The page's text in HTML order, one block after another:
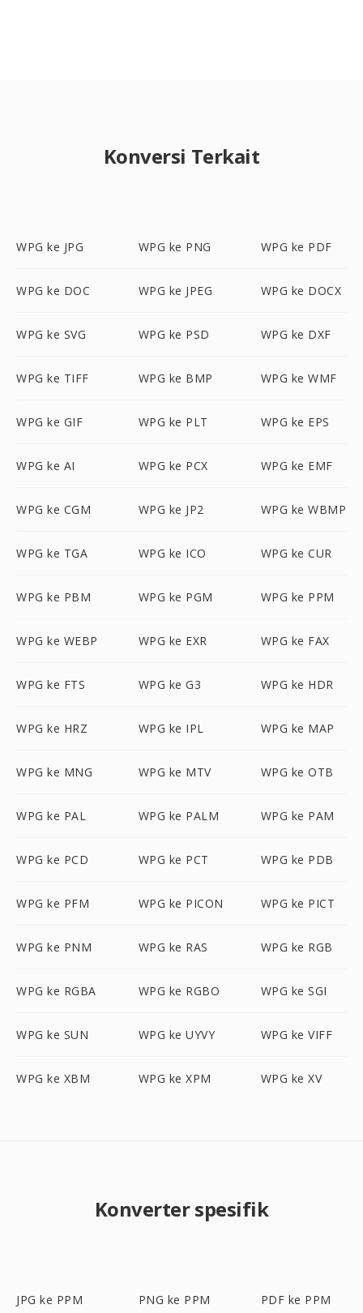
Konversi Terkait
WPG ke JPG WPG ke PNG WPG ke PDF
WPG ke DOC WPG ke JPEG WPG ke DOCX
WPG ke SVG WPG ke PSD WPG ke DXF
WPG ke TIFF WPG ke BMP WPG ke WMF
WPG ke GIF WPG ke PLT WPG ke EPS
WPG ke AI WPG ke PCX WPG ke EMF
WPG ke CGM WPG ke JP2 WPG ke WBMP
WPG ke TGA WPG ke ICO WPG ke CUR
WPG ke PBM WPG ke PGM WPG ke PPM
WPG ke WEBP WPG ke EXR WPG ke FAX
WPG ke FTS WPG ke G3 WPG ke HDR
WPG ke HRZ WPG ke IPL WPG ke MAP
WPG ke MNG WPG ke MTV WPG ke OTB
WPG ke PAL WPG ke PALM WPG ke PAM
WPG ke PCD WPG ke PCT WPG ke PDB
WPG ke PFM WPG ke PICON WPG ke PICT
WPG ke PNM WPG ke RAS WPG ke RGB
WPG ke RGBA WPG ke RGBO WPG ke SGI
WPG ke SUN WPG ke UYVY WPG ke VIFF
WPG ke XBM WPG ke XPM WPG ke XV
Konverter spesifik
JPG ke PPM PNG ke PPM PDF ke PPM